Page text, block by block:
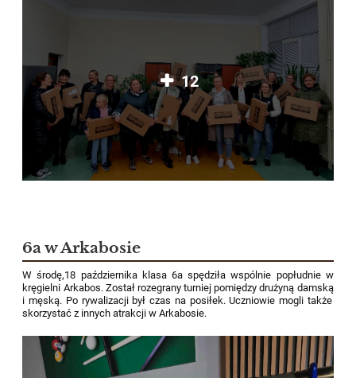
12
6a w Arkabosie
W środę,18 października klasa 6a spędziła wspólnie popłudnie w
kręgielni Arkabos.Został rozegrany turniej pomiędzy drużyną damską
i męską. Po rywalizacji był czas na posiłek. Uczniowie mogli także
skorzystać z innych atrakcji w Arkabosie.